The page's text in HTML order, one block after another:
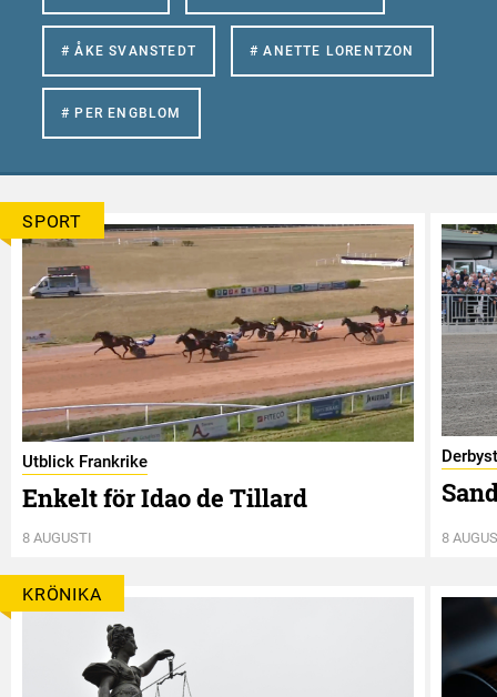
# ÅKE SVANSTEDT # ANETTE LORENTZON
# PER ENGBLOM
SPORT
Utblick Frankrike
Enkelt för Idao de Tillard
8 AUGUSTI 8
KRÖNIKA